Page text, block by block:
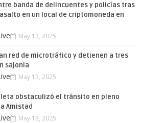
banda de delincuentes y policías tras
en un local de criptomoneda en
May 13, 2025
red de microtráfico y detienen a tres
Sajonia
May 13, 2025
obstaculizó el tránsito en pleno
Amistad
May 13, 2025